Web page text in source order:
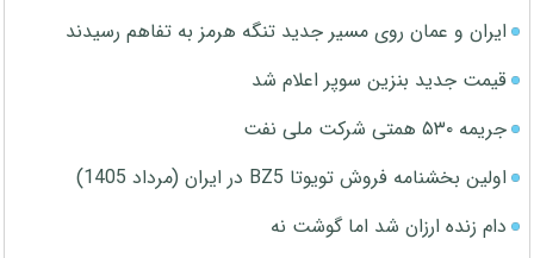
ایران و عمان روی مسیر جدید تنگه هرمز به تفاهم رسیدند
قیمت جدید بنزین سوپر اعلام شد
جریمه ۵۳۰ همتی شرکت ملی نفت
اولین بخشنامه فروش تویوتا BZ5 در ایران (مرداد 1405)
دام زنده ارزان شد اما گوشت نه